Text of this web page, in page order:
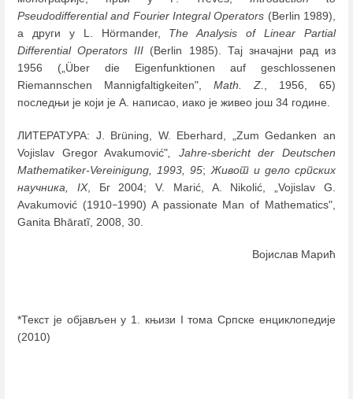
Pseudodifferential and Fourier Integral Operators (Berlin 1989),
а други у L. Hörmander, The Analysis of Linear Partial
Differential Operators III (Berlin 1985). Тај значајни рад из
1956 („Über die Eigenfunktionen auf geschlossenen
Riemannschen Mannigfaltigkeiten", Math. Z., 1956, 65)
последњи је који је А. написао, иако је живео још 34 године.
ЛИТЕРАТУРА: J. Brüning, W. Eberhard, „Zum Gedanken an
Vojislav Gregor Avakumović" , Jahre-sbericht der Deutschen
Mathematiker-Vereinigung, 1993, 95; Живот и дело српских
научника, IX, Бг 2004; V. Marić, A. Nikolić, „Vojislav G.
Avakumović (1910–1990) A passionate Man of Mathematics",
Ganita Bhāratĩ, 2008, 30.
Војислав Марић
*Текст је објављен у 1. књизи I тома Српске енциклопедије
(2010)